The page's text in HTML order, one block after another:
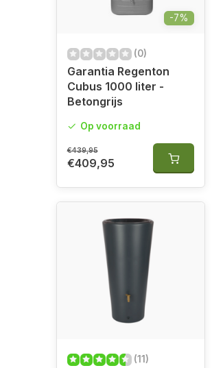
-7%
(0)
Garantia Regenton
Cubus 1000 liter -
Betongrijs
Op voorraad
€439,95
€409,95
(11)